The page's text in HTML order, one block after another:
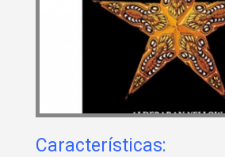
Características: